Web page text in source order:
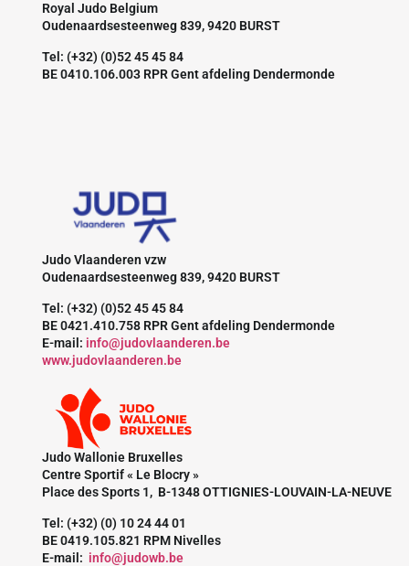
Royal Judo Belgium
Oudenaardsesteenweg 839, 9420 BURST
Tel: (+32) (0)52 45 45 84
BE 0410.106.003 RPR Gent afdeling Dendermonde
Judo Vlaanderen vzw
Oudenaardsesteenweg 839, 9420 BURST
Tel: (+32) (0)52 45 45 84
BE 0421.410.758 RPR Gent afdeling Dendermonde
E-mail: info@judovlaanderen.be
www.judovlaanderen.be
Judo Wallonie Bruxelles
Centre Sportif « Le Blocry »
Place des Sports 1, B-1348 OTTIGNIES-LOUVAIN-LA-NEUVE
Tel: (+32) (0) 10 24 44 01
BE 0419.105.821 RPM Nivelles
E-mail: info@judowb.be